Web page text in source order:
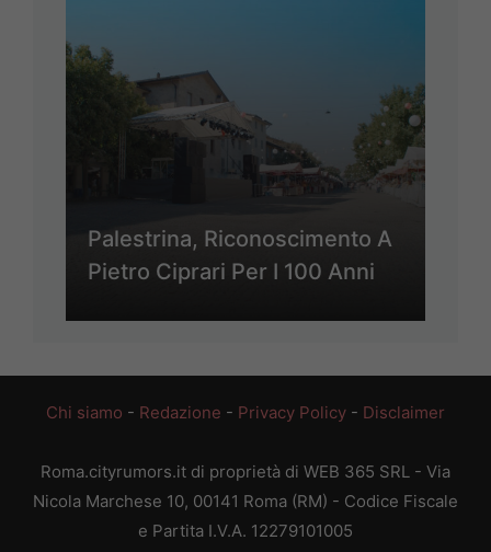
Palestrina, Riconoscimento A
Pietro Ciprari Per I 100 Anni
Chi siamo - Redazione - Privacy Policy - Disclaimer
Roma.cityrumors.it di proprietà di WEB 365 SRL - Via
Nicola Marchese 10, 00141 Roma (RM) - Codice Fiscale
e Partita I.V.A. 12279101005